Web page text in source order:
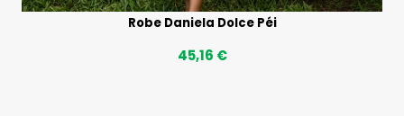
Robe Daniela Dolce Péi
45,16 €